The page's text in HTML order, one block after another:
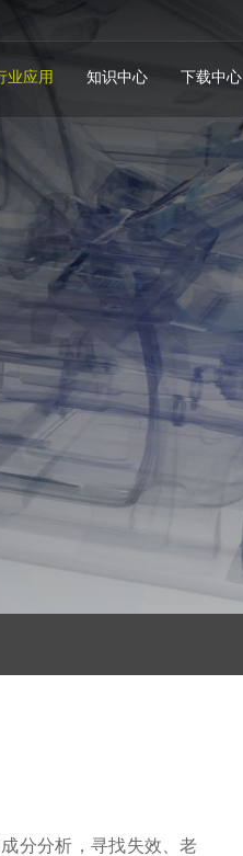
业应用 知识中心 下载中心
分分析，寻找失效、老